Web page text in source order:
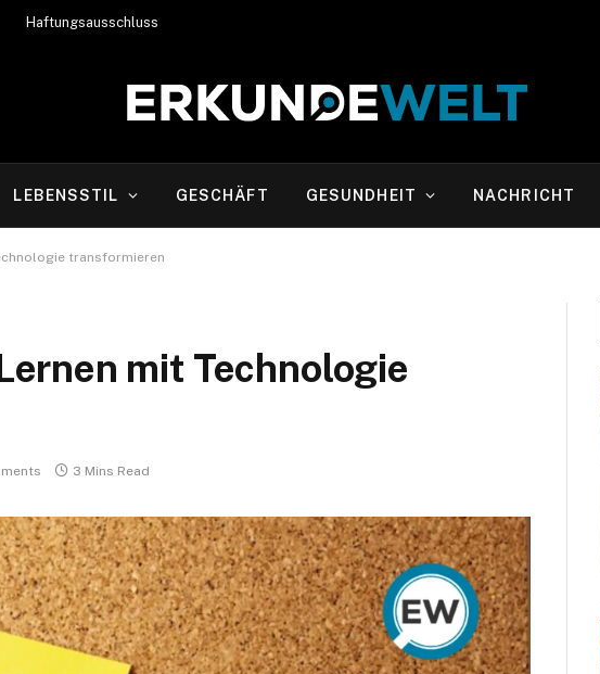
Haftungsausschluss
LEBENSSTIL GESCHÄFT GESUNDHEIT NACHRICHT
transformieren
mit Technologie
3 Mins Read